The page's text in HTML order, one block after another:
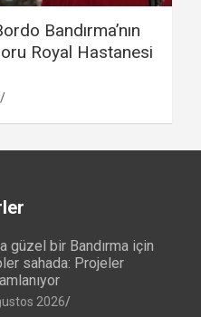
Bandırma’nın
Royal Hastanesi
güzel bir Bandırma için
sahada: Projeler
2026